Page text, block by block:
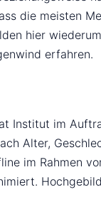
die meisten
hier
erfahren.
Institut im
Alter,
im Rahmen